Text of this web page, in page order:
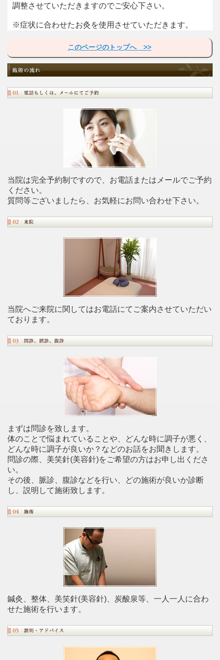
調整させていただきますのでご安心下さい。
※症状に合わせたお灸を使用させていただきます。
このページのトップへ >>
当院は完全予約制ですので、お電話またはメールでご予約
ください。
質問等ございましたら、お気軽にお問い合わせ下さい。
当院へご来院に関してはお電話にてご案内させていただい
ております。
まずは問診を致します。
体のことで悩まれていることや、どんな時に調子が悪く、
どんな時に調子が良いか？などのお話をお聞きします。
問診の際、美笑針(美容針)をご希望の方はお申し出くださ
い。
その後、脈診、腹診などを行い、どの施術が良いか診断
し、説明して施術致します。
鍼灸、整体、美笑針(美容針)、炭酸泉等、一人一人に合わ
せた施術を行います。